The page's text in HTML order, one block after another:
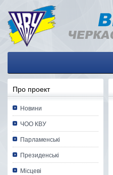
Про проект
Новини
ЧОО КВУ
Парламенські
Президенські
Місцеві